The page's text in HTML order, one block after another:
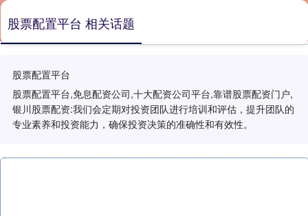
股票配置平台
股票配置平台,免息配资公司,十大配资公司平台,靠谱股票配资门户,
银川股票配资:我们会定期对投资团队进行培训和评估，提升团队的
专业素养和投资能力，确保投资决策的准确性和有效性。
股票配置平台 相关话题